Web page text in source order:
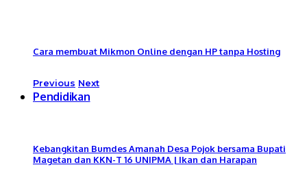
Cara membuat Mikmon Online dengan HP tanpa Hosting
Previous Next
Pendidikan
Kebangkitan Bumdes Amanah Desa Pojok bersama Bupati
Magetan dan KKN-T 16 UNIPMA | Ikan dan Harapan